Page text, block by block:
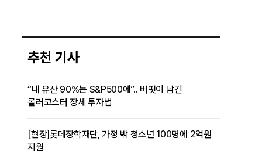
추천 기사
“내 유산 90%는 S&P500에”.. 버핏이 남긴
롤러코스터 장세 투자법
[현장]롯데장학재단, 가정 밖 청소년 100명에 2억원
지원